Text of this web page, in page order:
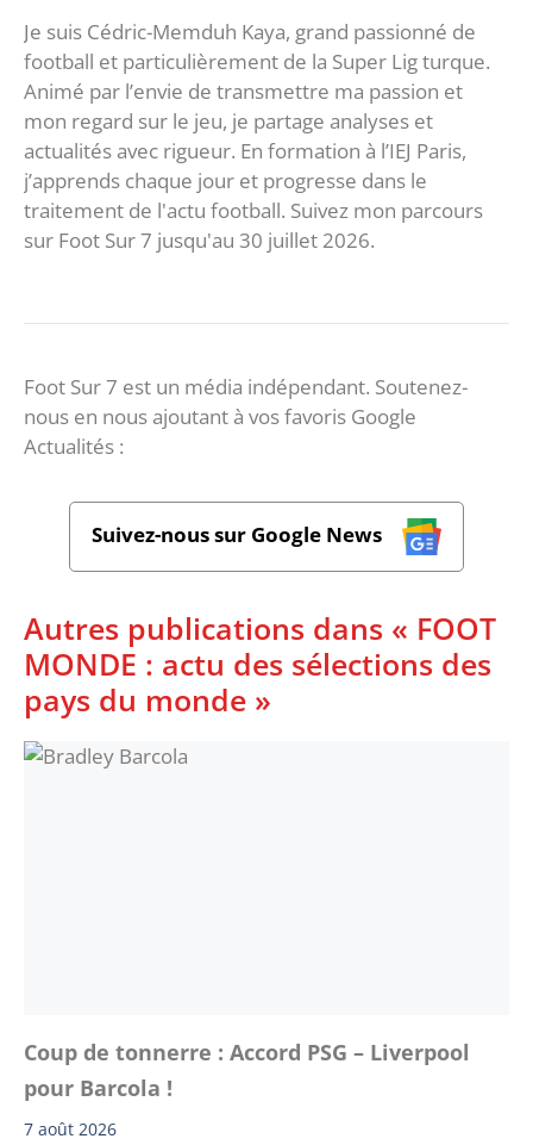
Je suis Cédric-Memduh Kaya, grand passionné de
football et particulièrement de la Super Lig turque.
Animé par l’envie de transmettre ma passion et
mon regard sur le jeu, je partage analyses et
actualités avec rigueur. En formation à l’IEJ Paris,
j’apprends chaque jour et progresse dans le
traitement de l'actu football. Suivez mon parcours
sur Foot Sur 7 jusqu'au 30 juillet 2026.
Foot Sur 7 est un média indépendant. Soutenez-
nous en nous ajoutant à vos favoris Google
Actualités :
Suivez-nous sur Google News
Autres publications dans « FOOT
MONDE : actu des sélections des
pays du monde »
Coup de tonnerre : Accord PSG – Liverpool
pour Barcola !
7 août 2026